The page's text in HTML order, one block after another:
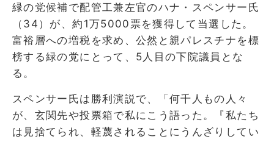
緑の党候補で配管工兼左官のハナ・スペンサー氏
（34）が、約1万5000票を獲得して当選した。
富裕層への増税を求め、公然と親パレスチナを標
榜する緑の党にとって、5人目の下院議員とな
る。
​​スペンサー氏は勝利演説で、「何千人もの人々
が、玄関先や投票箱で私にこう語った。『私たち
は見捨てられ、軽蔑されることにうんざりしてい